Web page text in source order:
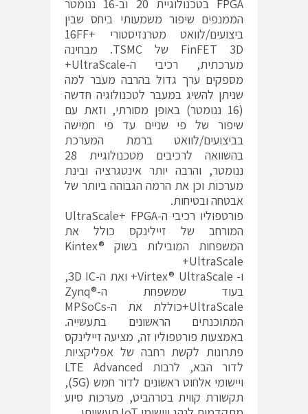
FPGA בטכנולוגיית 20 וב-16 ננומטר
הממנפים שיפור משמעותי ביחס שבין
ביצועים/לוואט מטרנזיסטורי 16FF+
FinFET 3D של TSMC. מבחינה
מערכתית, רכיבי ה-UltraScale+
מספקים ערך גדול בהרבה מעבר למה
שניתן להשיג במעבר לטכנולוגיה חדשה
(16 ננומטר) באופן מסורתי, וזאת עם
שיפור של פי שניים עד פי חמישה
בביצועים/לוואט ברמת המערכת
בהשוואה לרכיבים מטכנולוגיית 28
ננומטר, והרבה יותר אינטגרציה ובינת
מערכות וכן את הרמה הגבוהה ביותר של
אבטחה ובטיחות.
פורטפוליו רכיבי ה-UltraScale+ FPGA
המורחב של זיילינקס כולל את
המשפחות המובילות בשוק Kintex®
UltraScale+
ו- Virtex® UltraScale+ ואת ה-3D IC,
בעוד שמשפחת ה-Zynq®
UltraScale+כוללת את ה-MPSoCs
המתוכנתים הראשונים בתעשייה.
באמצעות פורטפוליו זה, מציעה זיילינקס
פתרונות לקשת רחבה של אפליקציות
לדור הבא, לרבות LTE Advanced
ויישומי אלחוט ראשונים לדור חמש (5G),
תקשורת קווית בטרהביט, מערכות סיוע